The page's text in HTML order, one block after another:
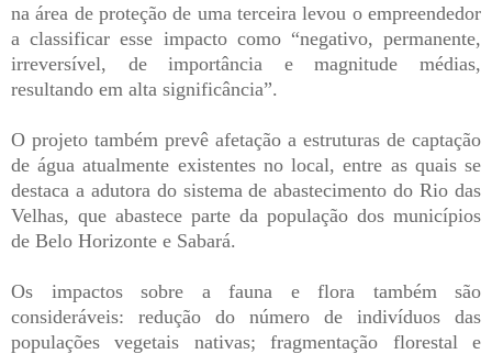
na área de proteção de uma terceira levou o empreendedor
a classificar esse impacto como “negativo, permanente,
irreversível, de importância e magnitude médias,
resultando em alta significância”.
O projeto também prevê afetação a estruturas de captação
de água atualmente existentes no local, entre as quais se
destaca a adutora do sistema de abastecimento do Rio das
Velhas, que abastece parte da população dos municípios
de Belo Horizonte e Sabará.
Os impactos sobre a fauna e flora também são
consideráveis: redução do número de indivíduos das
populações vegetais nativas; fragmentação florestal e